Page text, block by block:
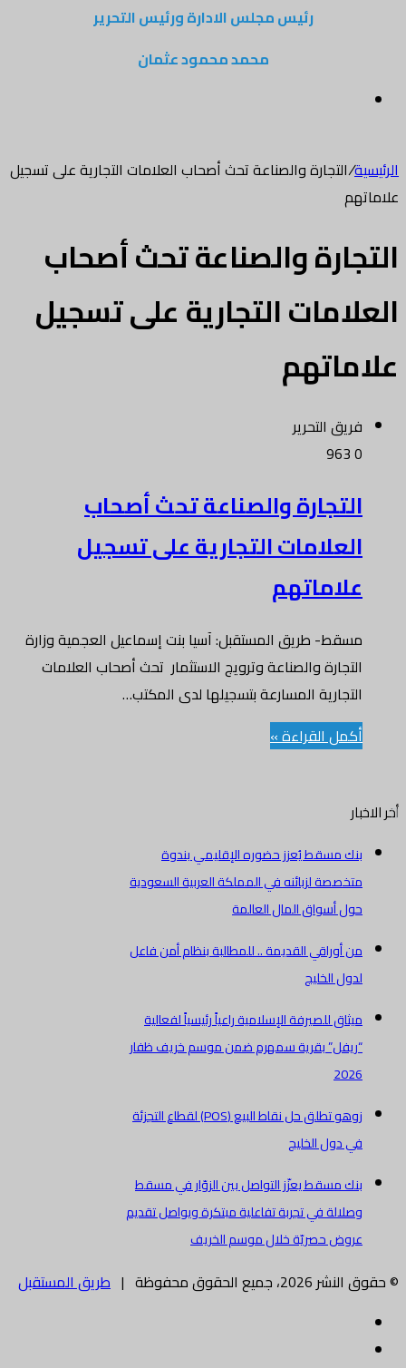
رئيس مجلس الادارة ورئيس التحرير
محمد محمود عثمان
الرئيسية/التجارة والصناعة تحث أصحاب العلامات التجارية على تسجيل
علاماتهم
التجارة والصناعة تحث أصحاب
العلامات التجارية على تسجيل
علاماتهم
فريق التحرير
0
التجارة والصناعة تحث أصحاب
العلامات التجارية على تسجيل
علاماتهم
مسقط- طريق المستقبل: آسيا بنت إسماعيل العجمية وزارة
التجارة والصناعة وترويج الاستثمار تحث أصحاب العلامات
التجارية المسارعة بتسجيلها لدى المكتب…
أكمل القراءة »
أخر الاخبار
بنك مسقط يُعزز حضوره الإقليمي بندوة
متخصصة لزبائنه في المملكة العربية السعودية
حول أسواق المال العالمة
من أوراقي القديمة .. للمطالبة بنظام أمن فاعل
لدول الخليج
ميثاق للصيرفة الإسلامية راعياً رئيسياً لفعالية
“ريفل” بقرية سمهرم ضمن موسم خريف ظفار
2026
زوهو تطلق حل نقاط البيع (POS) لقطاع التجزئة
في دول الخليج
بنك مسقط يعزّز التواصل بين الزوّار في مسقط
وصلالة في تجربة تفاعلية مبتكرة ويواصل تقديم
عروض حصريّة خلال موسم الخريف
© حقوق النشر 2026، جميع الحقوق محفوظة |
طريق المستقبل